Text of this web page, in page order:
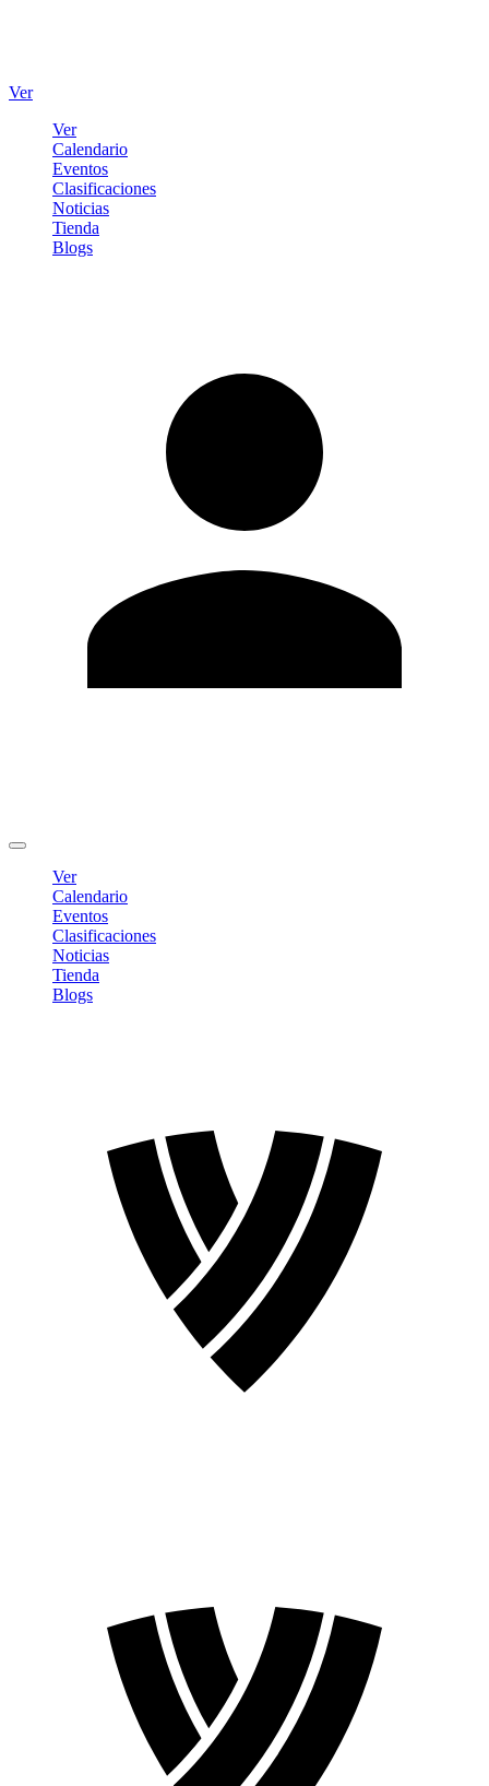
Ver
Ver
Calendario
Eventos
Clasificaciones
Noticias
Tienda
Blogs
Ver
Calendario
Eventos
Clasificaciones
Noticias
Tienda
Blogs